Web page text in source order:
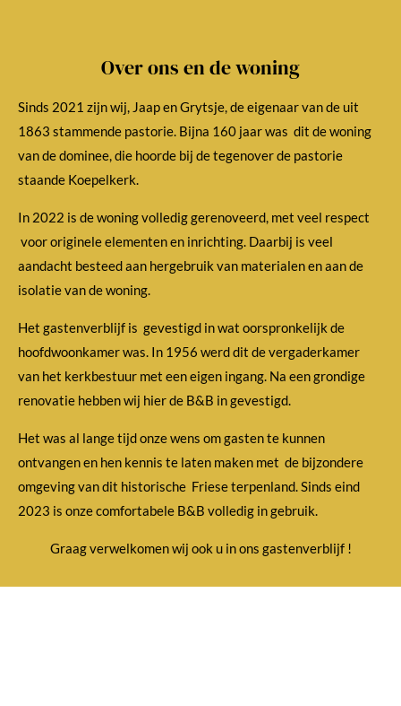
Over ons en de woning
Sinds 2021 zijn wij, Jaap en Grytsje, de eigenaar van de uit
1863 stammende pastorie. Bijna 160 jaar was dit de woning
van de dominee, die hoorde bij de tegenover de pastorie
staande Koepelkerk.
In 2022 is de woning volledig gerenoveerd, met veel respect
voor originele elementen en inrichting. Daarbij is veel
aandacht besteed aan hergebruik van materialen en aan de
isolatie van de woning.
Het gastenverblijf is gevestigd in wat oorspronkelijk de
hoofdwoonkamer was. In 1956 werd dit de vergaderkamer
van het kerkbestuur met een eigen ingang. Na een grondige
renovatie hebben wij hier de B&B in gevestigd.
Het was al lange tijd onze wens om gasten te kunnen
ontvangen en hen kennis te laten maken met de bijzondere
omgeving van dit historische Friese terpenland. Sinds eind
2023 is onze comfortabele B&B volledig in gebruik.
Graag verwelkomen wij ook u in ons gastenverblijf !